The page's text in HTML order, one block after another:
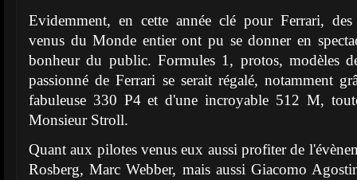
Evidemment, en cette année clé pour Ferrari, des
venus du Monde entier ont pu se donner en
bonheur du public. Formules 1, protos, modèles
passionné de Ferrari se serait régalé, notamment
fabuleuse 330 P4 et d'une incroyable 512 M,
Monsieur Stroll.
Quant aux pilotes venus eux aussi profiter de
Rosberg, Marc Webber, mais aussi Giacomo